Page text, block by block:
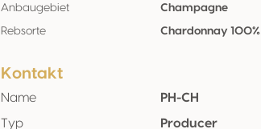
Anbaugebiet Champagne
Rebsorte Chardonnay 100%
Kontakt
Name
PH-CH
Typ
Producer